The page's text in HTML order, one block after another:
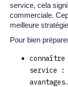
service, cela
commerciale.
meilleure
Pour bien
service